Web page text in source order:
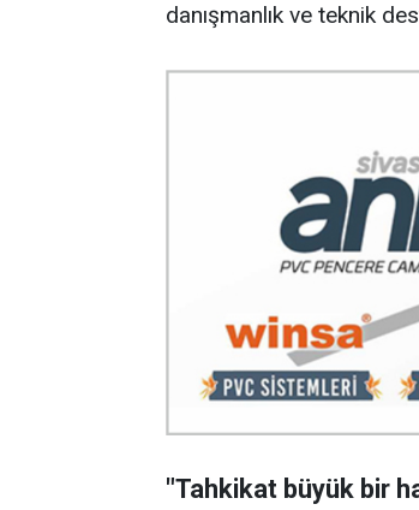
danışmanlık ve teknik
"Tahkikat büyük bir